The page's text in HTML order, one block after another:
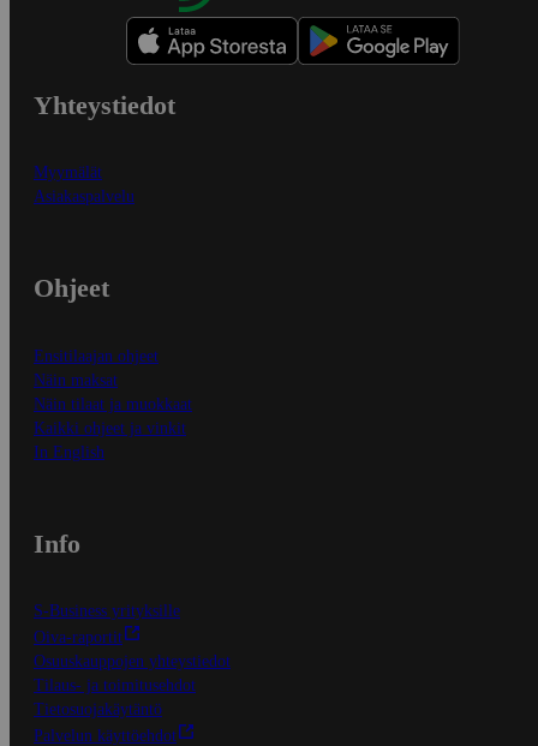
Yhteystiedot
Myymälät
Asiakaspalvelu
Ohjeet
Ensitilaajan ohjeet
Näin maksat
Näin tilaat ja muokkaat
Kaikki ohjeet ja vinkit
In English
Info
S-Business yrityksille
Oiva-raportit
Osuuskauppojen yhteystiedot
Tilaus- ja toimitusehdot
Tietosuojakäytäntö
Palvelun käyttöehdot